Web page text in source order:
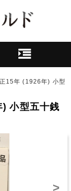
15年 (1926年) 小型
小型五十銭
>